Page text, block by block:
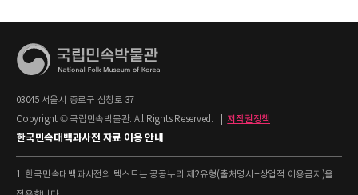
03045 서울시 종로구 삼청로 37
Copyright © 국립민속박물관. All Rights Reserved.
저작권정책
한국민속대백과사전 자료 이용 안내
1. 한국민속대백과사전의 텍스트는 공공누리 제2유형(출처명시+상업적 이용금지)을